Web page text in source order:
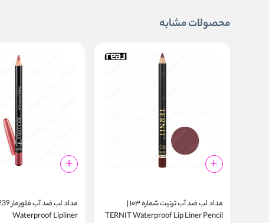
محصولات مشابه
مداد لب ضد آب ترنیت شماره ۱۰۳ |
TERNIT Waterproof Lip Liner Pencil
Waterproof Lipliner